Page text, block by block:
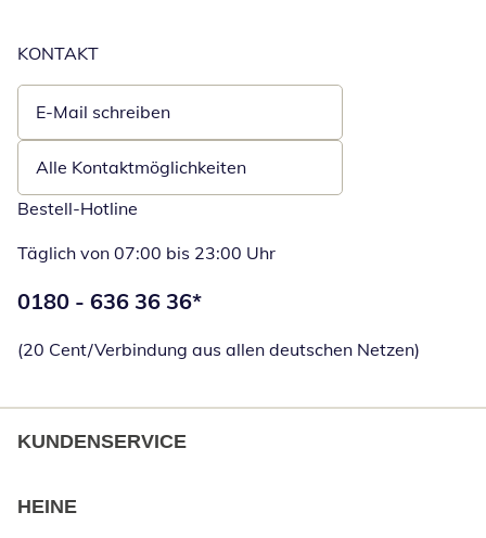
KONTAKT
E-Mail schreiben
Öffnet E-Mail-Client
Alle Kontaktmöglichkeiten
Bestell-Hotline
Täglich von 07:00 bis 23:00 Uhr
Telefonnummer:
0180 - 636 36 36*
(20 Cent/Verbindung aus allen deutschen Netzen)
KUNDENSERVICE
HEINE